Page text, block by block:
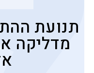
תנועת
מדליקה